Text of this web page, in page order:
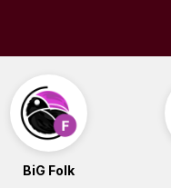
BiG Folk